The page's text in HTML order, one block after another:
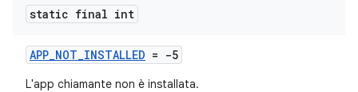
static final int
APP_NOT_INSTALLED = -5
L'app chiamante non è installata.